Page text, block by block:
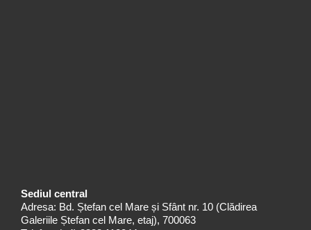
Sediul central
Adresa: Bd. Ștefan cel Mare și Sfânt nr. 10 (Clădirea
Galeriile Ștefan cel Mare, etaj), 700063